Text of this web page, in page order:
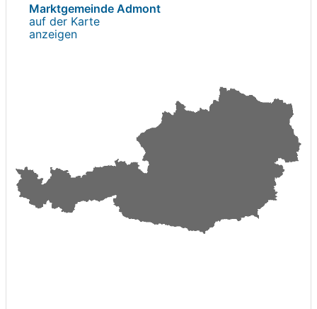
Marktgemeinde Admont
auf der Karte
anzeigen